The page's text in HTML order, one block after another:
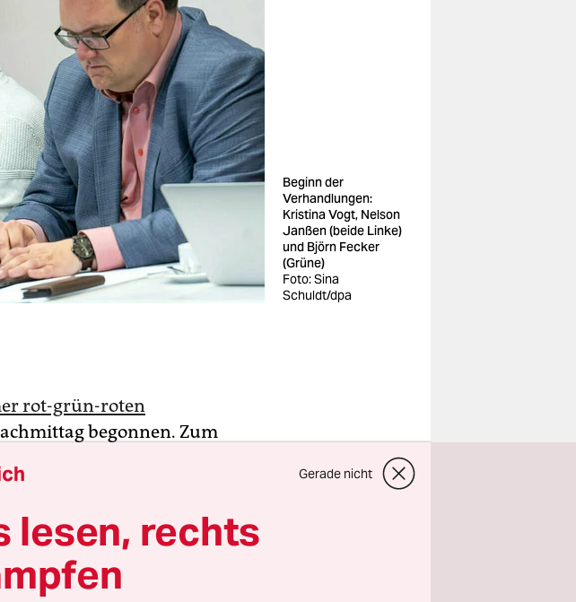
Beginn der
Verhandlungen:
Kristina Vogt, Nelson
Janßen (beide Linke)
und Björn Fecker
(Grüne)
Foto: Sina
Schuldt/dpa
rot-grün-roten
begonnen. Zum
des örtlichen Rote-Kreuz-
Winken und Hallo, aber
Dieses Prozedere hatte sich
gegangen war, eine
noch unerprobte
Gerade nicht
lesen, rechts